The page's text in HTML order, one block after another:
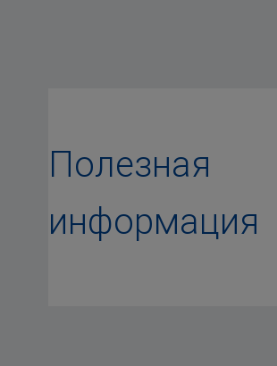
Полезная
информация